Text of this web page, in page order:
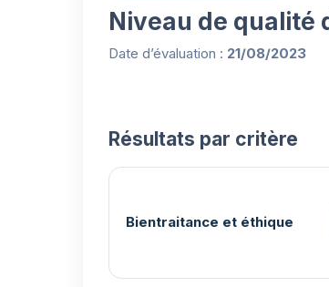
Niveau de qualité
Date d’évaluation : 21/08/2023
Résultats par critère
Bientraitance et éthique